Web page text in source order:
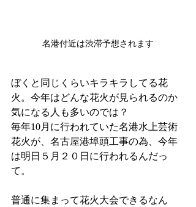
名港付近は渋滞予想されます
ぼくと同じくらいキラキラしてる花
火。今年はどんな花火が見られるのか
気になる人も多いのでは？
毎年10月に行われていた名港水上芸術
花火が、名古屋港埠頭工事の為、今年
は明日５月２０日に行われるんだっ
て。
普通に集まって花火大会できるなん